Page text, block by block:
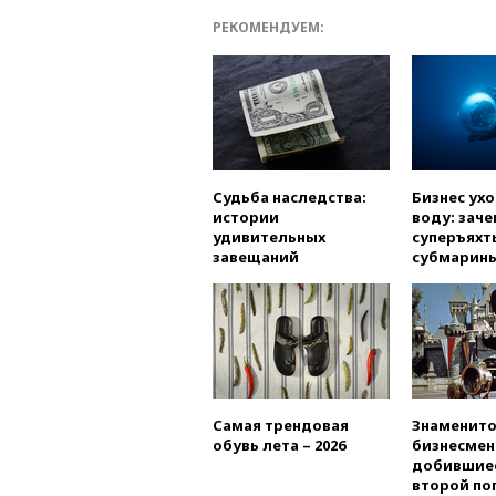
РЕКОМЕНДУЕМ:
Судьба наследства:
истории
удивительных
завещаний
Бизнес
воду:
Самая трендовая
обувь лета – 2026
второй